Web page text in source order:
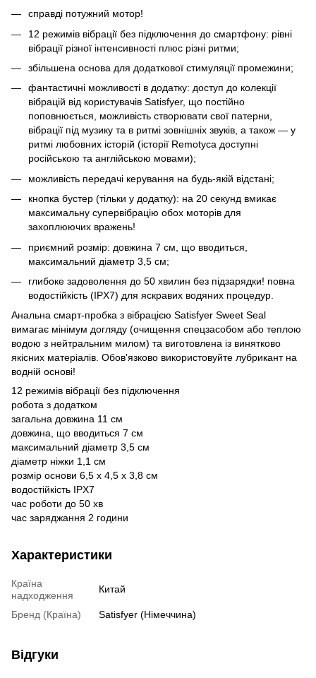
справді потужний мотор!
12 режимів вібрації без підключення до смартфону: рівні
вібрації різної інтенсивності плюс різні ритми;
збільшена основа для додаткової стимуляції промежини;
фантастичні можливості в додатку: доступ до колекції
вібрацій від користувачів Satisfyer, що постійно
поповнюється, можливість створювати свої патерни,
вібрації під музику та в ритмі зовнішніх звуків, а також — у
ритмі любовних історій (історії Remotyca доступні
російською та англійською мовами);
можливість передачі керування на будь-якій відстані;
кнопка бустер (тільки у додатку): на 20 секунд вмикає
максимальну супервібрацію обох моторів для
захоплюючих вражень!
приємний розмір: довжина 7 см, що вводиться,
максимальний діаметр 3,5 см;
глибоке задоволення до 50 хвилин без підзарядки! повна
водостійкість (IPX7) для яскравих водяних процедур.
Анальна смарт-пробка з вібрацією Satisfyer Sweet Seal
вимагає мінімум догляду (очищення спецзасобом або теплою
водою з нейтральним милом) та виготовлена ​​із винятково
якісних матеріалів. Обов'язково використовуйте лубрикант на
водній основі!
12 режимів вібрації без підключення
робота з додатком
загальна довжина 11 см
довжина, що вводиться 7 см
максимальний діаметр 3,5 см
діаметр ніжки 1,1 см
розмір основи 6,5 х 4,5 х 3,8 см
водостійкість IPX7
час роботи до 50 хв
час заряджання 2 години
Характеристики
Країна
надходження
Китай
Бренд (Країна) Satisfyer (Німеччина)
Відгуки